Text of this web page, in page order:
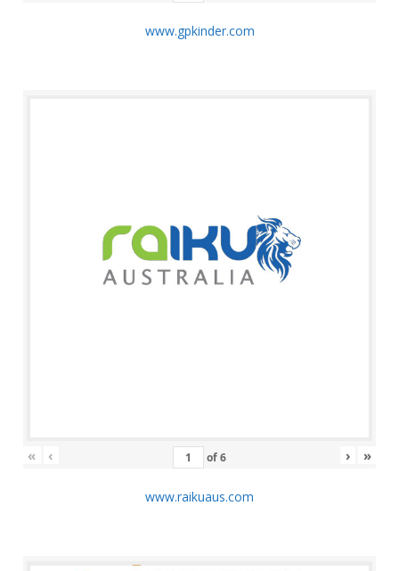
www.gpkinder.com
« ‹ of6 › »
www.raikuaus.com